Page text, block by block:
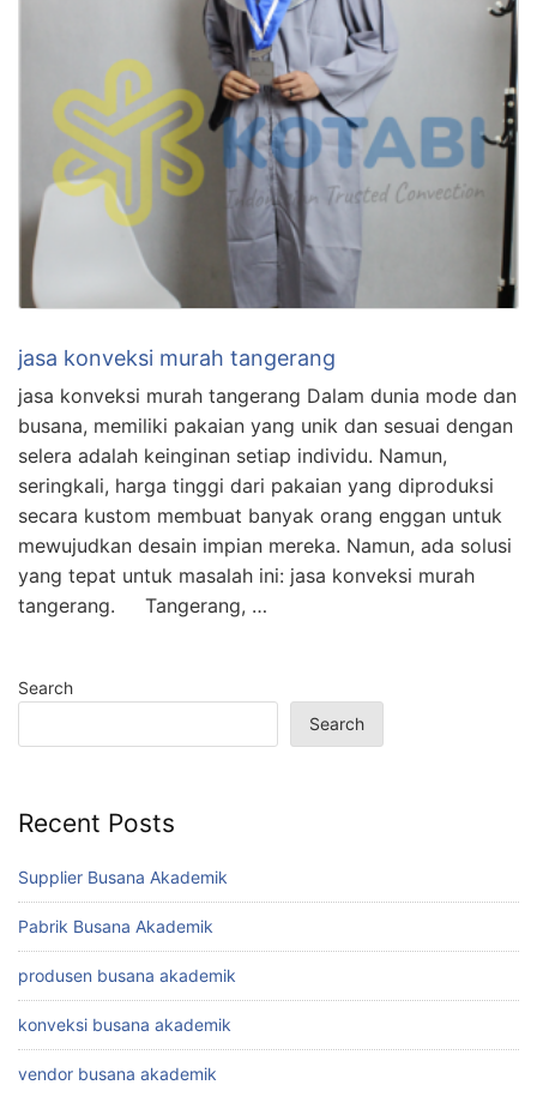
jasa konveksi murah tangerang
jasa konveksi murah tangerang Dalam dunia mode dan
busana, memiliki pakaian yang unik dan sesuai dengan
selera adalah keinginan setiap individu. Namun,
seringkali, harga tinggi dari pakaian yang diproduksi
secara kustom membuat banyak orang enggan untuk
mewujudkan desain impian mereka. Namun, ada solusi
yang tepat untuk masalah ini: jasa konveksi murah
tangerang. Tangerang, …
Search
Search
Recent Posts
Supplier Busana Akademik
Pabrik Busana Akademik
produsen busana akademik
konveksi busana akademik
vendor busana akademik